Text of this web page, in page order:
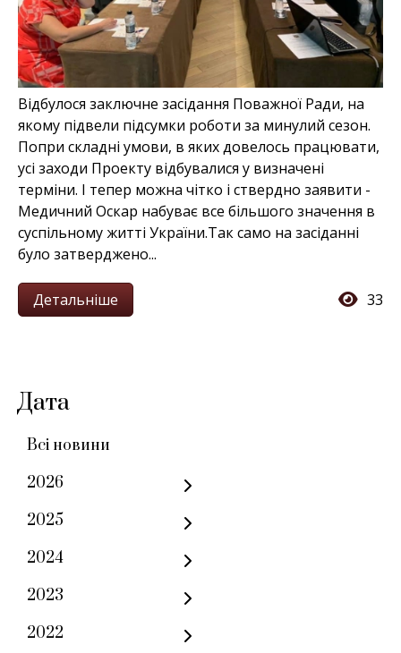
Дата
Всі новини
2026
2025
2024
2023
2022
Відбулося заключне засідання Поважної Ради, на
якому підвели підсумки роботи за минулий сезон.
Попри складні умови, в яких довелось працювати,
усі заходи Проекту відбувалися у визначені
терміни. І тепер можна чітко і ствердно заявити -
Медичний Оскар набуває все більшого значення в
суспільному житті України.Так само на засіданні
було затверджено...
Детальніше 33